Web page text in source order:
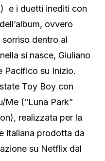
) e i duetti inediti con
ovvero
sorriso dentro al
si nasce, Giuliano
Pacifico su Inizio.
Toy Boy con
Me (“Luna Park”
realizzata per la
italiana prodotta da
su Netflix dal